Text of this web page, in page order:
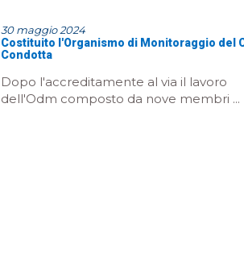
30 maggio 2024
Costituito l'Organismo di Monitoraggio del
Condotta
Dopo l'accreditamente al via il lavoro
dell'Odm composto da nove membri ...